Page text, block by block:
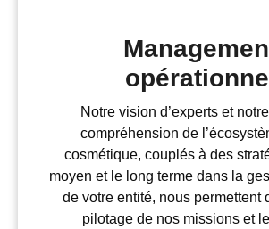
Notre vision d’experts et
compréhension de
cosmétique, couplés à des
moyen et le long terme dans la
de votre entité, nous permettent
pilotage de nos missions et